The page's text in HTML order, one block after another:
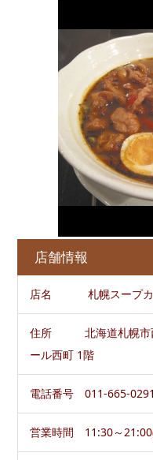
店舗情報
店名 札幌スープカ
住所 北海道札幌市西
ール西町 1階
電話番号 011-665-0291
営業時間 11:30～